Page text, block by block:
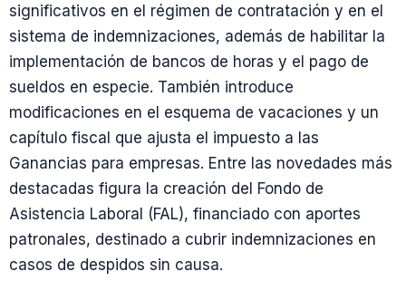
significativos en el régimen de contratación y en el
sistema de indemnizaciones, además de habilitar la
implementación de bancos de horas y el pago de
sueldos en especie. También introduce
modificaciones en el esquema de vacaciones y un
capítulo fiscal que ajusta el impuesto a las
Ganancias para empresas. Entre las novedades más
destacadas figura la creación del Fondo de
Asistencia Laboral (FAL), financiado con aportes
patronales, destinado a cubrir indemnizaciones en
casos de despidos sin causa.